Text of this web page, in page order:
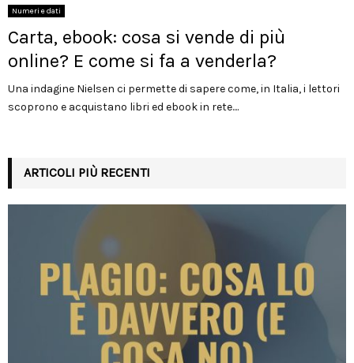
Numeri e dati
Carta, ebook: cosa si vende di più
online? E come si fa a venderla?
Una indagine Nielsen ci permette di sapere come, in Italia, i lettori
scoprono e acquistano libri ed ebook in rete....
ARTICOLI PIÙ RECENTI